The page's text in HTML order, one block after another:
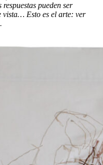
pueden ser
vista… Esto es el arte: ver